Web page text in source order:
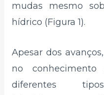
mudas mesmo
hídrico (Figura 1).
Apesar dos
no
diferentes